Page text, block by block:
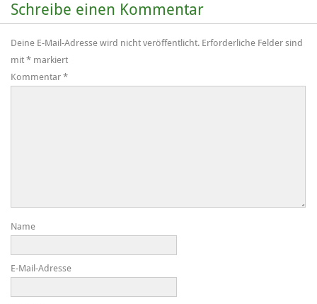
Schreibe einen Kommentar
Deine E-Mail-Adresse wird nicht veröffentlicht. Erforderliche Felder sind
mit * markiert
Kommentar *
Name
E-Mail-Adresse